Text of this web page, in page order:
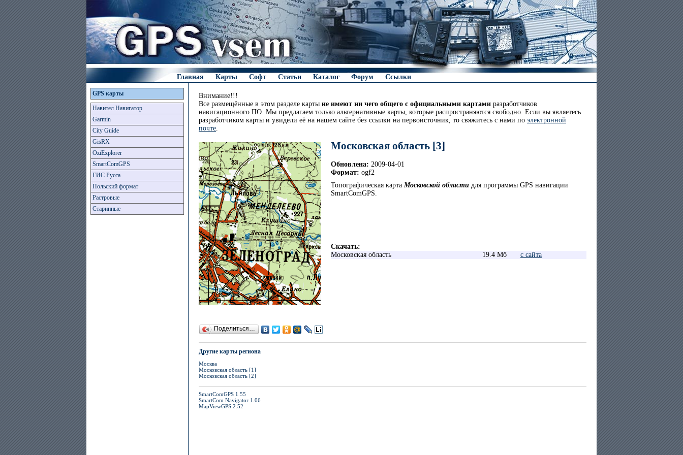
Главная Карты Софт Статьи Каталог Форум Ссылки
GPS карты
Навител Навигатор
Garmin
City Guide
GisRX
OziExplorer
SmartComGPS
ГИС Русса
Польский формат
Растровые
Старинные
Внимание!!!
Все размещённые в этом разделе карты не имеют ни чего общего с официальными картами разработчиков
навигационного ПО. Мы предлагаем только альтернативные карты, которые распространяются свободно. Если вы являетесь
разработчиком карты и увидели её на нашем сайте без ссылки на первоисточник, то свяжитесь с нами по электронной
почте.
Московская область [3]
Обновлена: 2009-04-01
Формат: ogf2
Топографическая карта Московской области для программы GPS навигации
SmartComGPS.
Скачать:
Московская область
19.4 Мб с сайта
Поделиться…
Другие карты региона
Москва
Московская область [1]
Московская область [2]
SmartComGPS 1.55
SmartCom Navigator 1.06
MapViewGPS 2.52